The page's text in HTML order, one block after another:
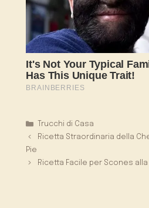
Categorie
Trucchi di Casa
Ricetta Straordinaria della
Pie
Ricetta Facile per Scones alla